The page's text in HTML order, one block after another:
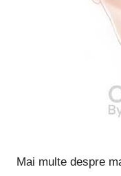
Mai multe despre